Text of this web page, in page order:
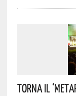
Torna Il